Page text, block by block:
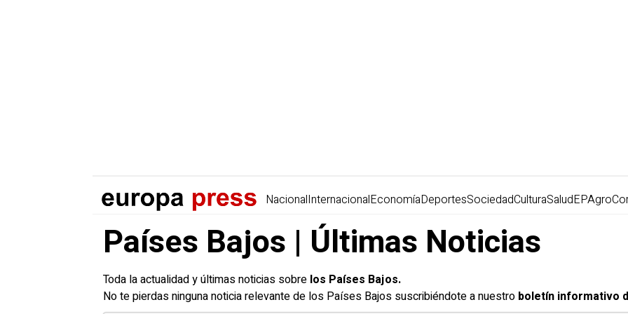
NacionalInternacionalEconomíaDeportesSociedadCulturaSaludEPAgro
Países Bajos | Últimas Noticias
Toda la actualidad y últimas noticias sobre los Países Bajos.
No te pierdas ninguna noticia relevante de los Países Bajos suscribiéndote a nuestro boletín informativo